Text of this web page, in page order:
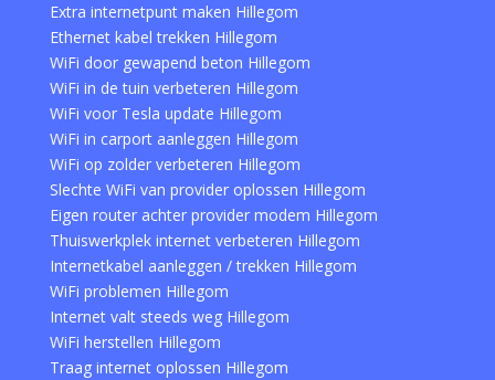
Extra internetpunt maken Hillegom
Ethernet kabel trekken Hillegom
WiFi door gewapend beton Hillegom
WiFi in de tuin verbeteren Hillegom
WiFi voor Tesla update Hillegom
WiFi in carport aanleggen Hillegom
WiFi op zolder verbeteren Hillegom
Slechte WiFi van provider oplossen Hillegom
Eigen router achter provider modem Hillegom
Thuiswerkplek internet verbeteren Hillegom
Internetkabel aanleggen / trekken Hillegom
WiFi problemen Hillegom
Internet valt steeds weg Hillegom
WiFi herstellen Hillegom
Traag internet oplossen Hillegom